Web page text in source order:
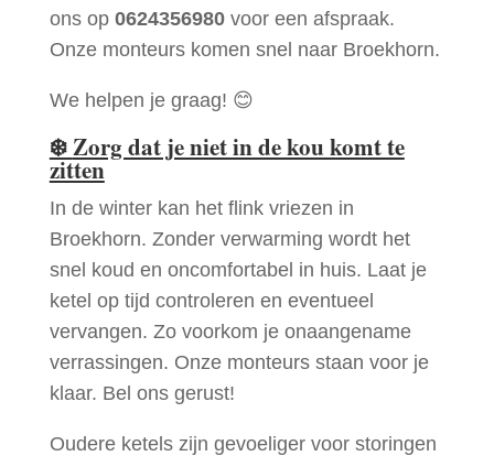
ons op 0624356980voor een afspraak.
Onze monteurs komen snel naar Broekhorn.
We helpen je graag! 😊
❄️Zorg dat je niet in de kou komt te
zitten
In de winter kan het flink vriezen in
Broekhorn. Zonder verwarming wordt het
snel koud en oncomfortabel in huis. Laat je
ketel op tijd controleren en eventueel
vervangen. Zo voorkom je onaangename
verrassingen. Onze monteurs staan voor je
klaar. Bel ons gerust!
Oudere ketels zijn gevoeliger voor storingen